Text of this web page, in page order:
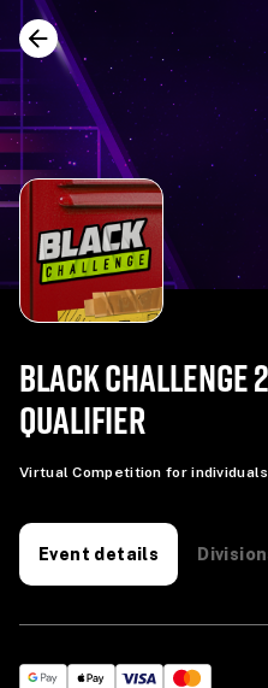
BLACK CHALLENGE
QUALIFIER
Virtual Competition for
Event details